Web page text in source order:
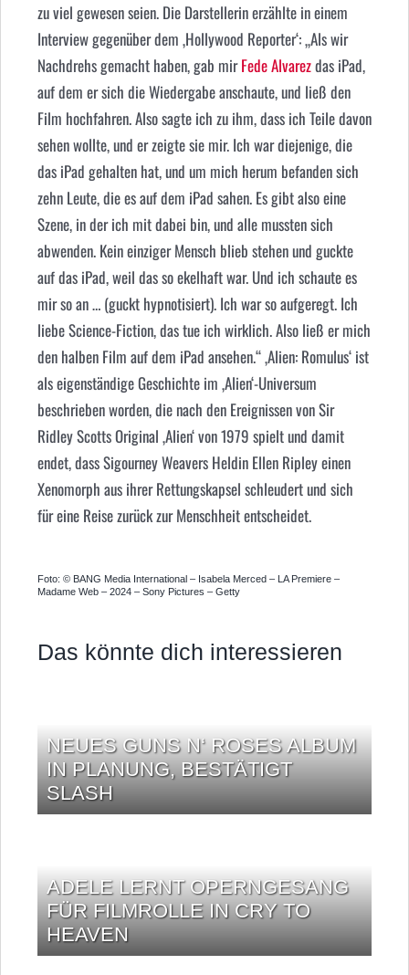
zu viel gewesen seien. Die Darstellerin erzählte in einem
Interview gegenüber dem ‚Hollywood Reporter‘: „Als wir
Nachdrehs gemacht haben, gab mirFede Alvarezdas iPad,
auf dem er sich die Wiedergabe anschaute, und ließ den
Film hochfahren. Also sagte ich zu ihm, dass ich Teile davon
sehen wollte, und er zeigte sie mir. Ich war diejenige, die
das iPad gehalten hat, und um mich herum befanden sich
zehn Leute, die es auf dem iPad sahen. Es gibt also eine
Szene, in der ich mit dabei bin, und alle mussten sich
abwenden. Kein einziger Mensch blieb stehen und guckte
auf das iPad, weil das so ekelhaft war. Und ich schaute es
mir so an … (guckt hypnotisiert). Ich war so aufgeregt. Ich
liebe Science-Fiction, das tue ich wirklich. Also ließ er mich
den halben Film auf dem iPad ansehen.“ ‚Alien: Romulus‘ ist
als eigenständige Geschichte im ‚Alien‘-Universum
beschrieben worden, die nach den Ereignissen von Sir
Ridley Scotts Original ‚Alien‘ von 1979 spielt und damit
endet, dass Sigourney Weavers Heldin Ellen Ripley einen
Xenomorph aus ihrer Rettungskapsel schleudert und sich
für eine Reise zurück zur Menschheit entscheidet.
Foto: © BANG Media International – Isabela Merced – LA Premiere –
Madame Web – 2024 – Sony Pictures – Getty
Das könnte dich interessieren
NEUES GUNS N‘ ROSES ALBUM
IN PLANUNG, BESTÄTIGT
SLASH
ADELE LERNT OPERNGESANG
FÜR FILMROLLE IN CRY TO
HEAVEN